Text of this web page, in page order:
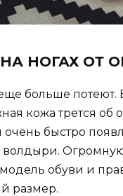
НОГАХ ОТ
больше потеют.
кожа трется об
очень быстро
модель обуви и
размер.